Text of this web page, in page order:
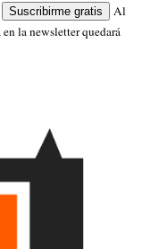
Suscribirme gratis
Al
la newsletter quedará